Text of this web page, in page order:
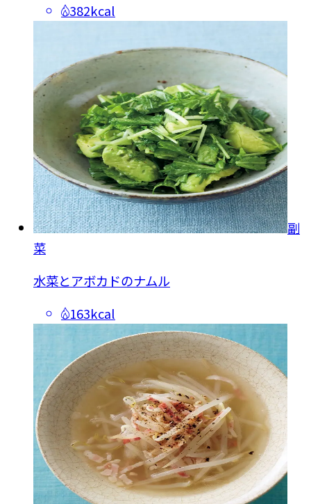
382kcal
副
菜
水菜とアボカドのナムル
163kcal